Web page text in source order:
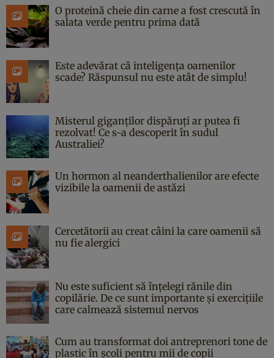
O proteină cheie din carne a fost crescută în
salata verde pentru prima dată
Este adevărat că inteligența oamenilor
scade? Răspunsul nu este atât de simplu!
Misterul giganților dispăruți ar putea fi
rezolvat! Ce s-a descoperit în sudul
Australiei?
Un hormon al neanderthalienilor are efecte
vizibile la oamenii de astăzi
Cercetătorii au creat câini la care oamenii să
nu fie alergici
Nu este suficient să înțelegi rănile din
copilărie. De ce sunt importante și exercițiile
care calmează sistemul nervos
Cum au transformat doi antreprenori tone de
plastic în școli pentru mii de copii